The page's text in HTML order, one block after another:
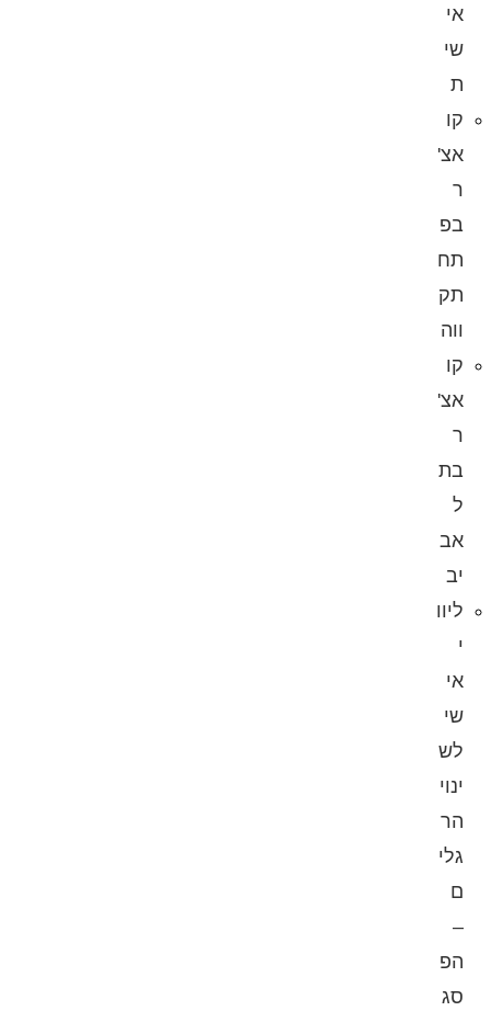
אי
שי
ת
קו
אצ'
ר
בפ
תח
תק
ווה
קו
אצ'
ר
בת
ל
אב
יב
ליוו
י
אי
שי
לש
ינוי
הר
גלי
ם
–
הפ
סג